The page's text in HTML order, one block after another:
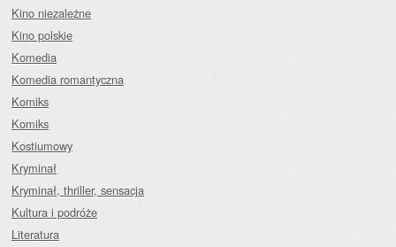
Kino niezależne
Kino polskie
Komedia
Komedia romantyczna
Komiks
Komiks
Kostiumowy
Kryminał
Kryminał, thriller, sensacja
Kultura i podróże
Literatura